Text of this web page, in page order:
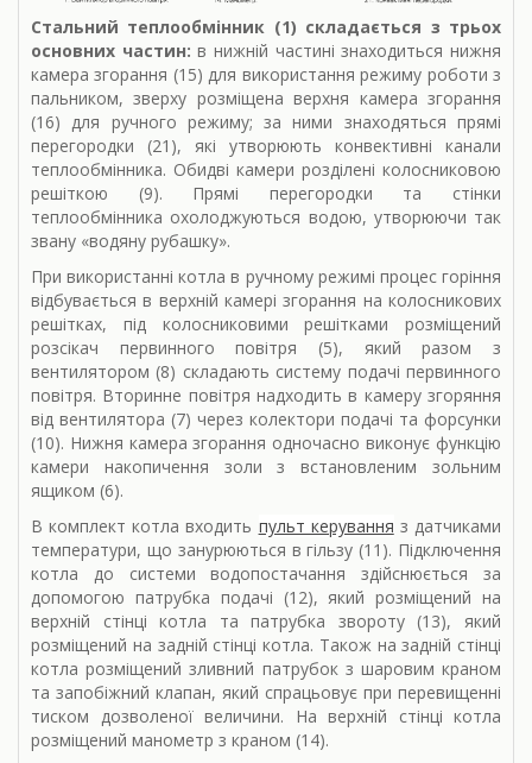
Стальний теплообмінник (1) складається з трьох
основних частин: в нижній частині знаходиться нижня
камера згорання (15) для використання режиму роботи з
пальником, зверху розміщена верхня камера згорання
(16) для ручного режиму; за ними знаходяться прямі
перегородки (21), які утворюють конвективні канали
теплообмінника. Обидві камери розділені колосниковою
решіткою (9). Прямі перегородки та стінки
теплообмінника охолоджуються водою, утворюючи так
звану «водяну рубашку».
При використанні котла в ручному режимі процес горіння
відбувається в верхній камері згорання на колосникових
решітках, під колосниковими решітками розміщений
розсікач первинного повітря (5), який разом з
вентилятором (8) складають систему подачі первинного
повітря. Вторинне повітря надходить в камеру згоряння
від вентилятора (7) через колектори подачі та форсунки
(10). Нижня камера згорання одночасно виконує функцію
камери накопичення золи з встановленим зольним
ящиком (6).
В комплект котла входить пульт керування з датчиками
температури, що занурюються в гільзу (11). Підключення
котла до системи водопостачання здійснюється за
допомогою патрубка подачі (12), який розміщений на
верхній стінці котла та патрубка звороту (13), який
розміщений на задній стінці котла. Також на задній стінці
котла розміщений зливний патрубок з шаровим краном
та запобіжний клапан, який спрацьовує при перевищенні
тиском дозволеної величини. На верхній стінці котла
розміщений манометр з краном (14).